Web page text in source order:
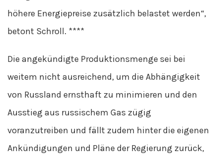
höhere Energiepreise zusätzlich belastet werden“,
betont Schroll. ****
Die angekündigte Produktionsmenge sei bei
weitem nicht ausreichend, um die Abhängigkeit
von Russland ernsthaft zu minimieren und den
Ausstieg aus russischem Gas zügig
voranzutreiben und fällt zudem hinter die eigenen
Ankündigungen und Pläne der Regierung zurück,